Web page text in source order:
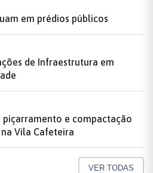
em prédios públicos
de Infraestrutura em
piçarramento e compactação
Vila Cafeteira
VER TODAS